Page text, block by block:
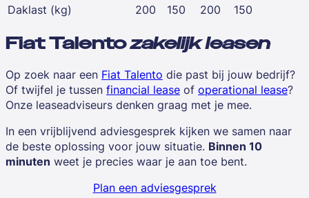
Daklast (kg)
200 150 200 150
Fiat Talentozakelijk leasen
Op zoek naar een Fiat Talento die past bij jouw bedrijf?
Of twijfel je tussen financial lease of operational lease?
Onze leaseadviseurs denken graag met je mee.
In een vrijblijvend adviesgesprek kijken we samen naar
de beste oplossing voor jouw situatie. Binnen 10
minuten weet je precies waar je aan toe bent.
Plan een adviesgesprek